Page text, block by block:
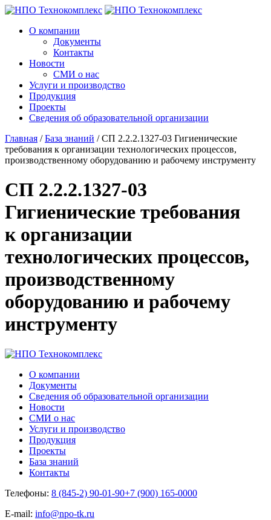
О компании
Документы
Контакты
Новости
СМИ о нас
Услуги и производство
Продукция
Проекты
Сведения об образовательной организации
Главная / База знаний /СП 2.2.2.1327-03 Гигиенические
требования к организации технологических процессов,
производственному оборудованию и рабочему инструменту
СП 2.2.2.1327-03
Гигиенические требования
к организации
технологических процессов,
производственному
оборудованию и рабочему
инструменту
О компании
Документы
Сведения об образовательной организации
Новости
СМИ о нас
Услуги и производство
Продукция
Проекты
База знаний
Контакты
Телефоны: 8 (845-2) 90-01-90+7 (900) 165-0000
E-mail: info@npo-tk.ru